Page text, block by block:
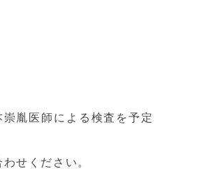
崇胤医師による検査を予定
せくだ さい。